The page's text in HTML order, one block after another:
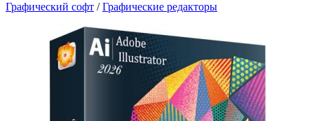
Графический софт /Графические редакторы